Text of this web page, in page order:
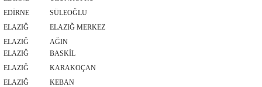
EDİRNE
SÜLEOĞLU
ELAZIĞ
ELAZIĞ MERKEZ
ELAZIĞ
AĞIN
ELAZIĞ
BASKİL
ELAZIĞ
KARAKOÇAN
ELAZIĞ
KEBAN